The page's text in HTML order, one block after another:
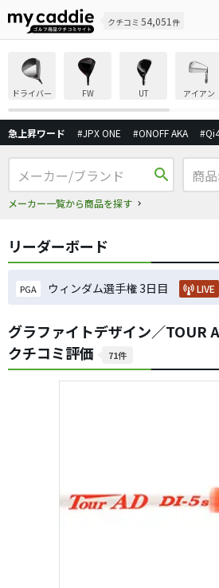
クチコミ 54,051 件
ドライバー FW UT アイアン
急上昇ワード #JPX ONE #ONOFF AKA
search
メーカー一覧から商品を探す
リーダーボード
PGA ウィンダム選手権 3日目 LIVE
グラファイトデザイン／TOUR
クチコミ評価
71件